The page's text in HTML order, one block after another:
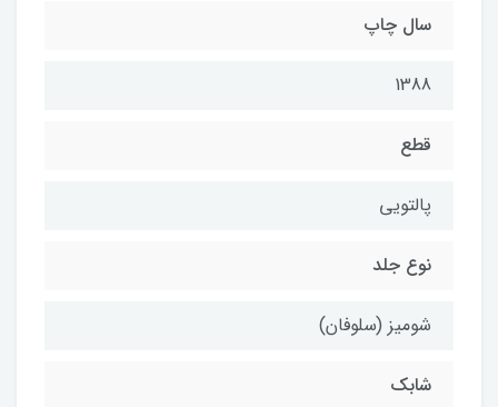
سال چاپ
1388
قطع
پالتویی
نوع جلد
شومیز (سلوفان)
شابك